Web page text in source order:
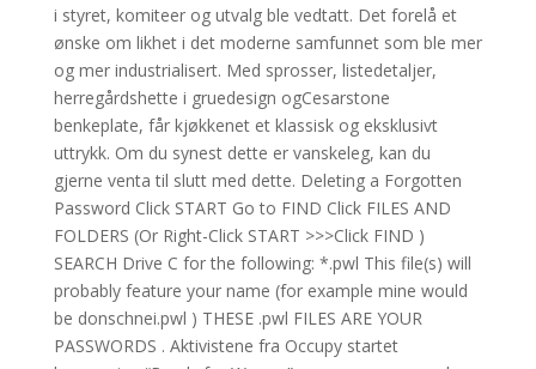
i styret, komiteer og utvalg ble vedtatt. Det forelå et
ønske om likhet i det moderne samfunnet som ble mer
og mer industrialisert. Med sprosser, listedetaljer,
herregårdshette i gruedesign ogCesarstone
benkeplate, får kjøkkenet et klassisk og eksklusivt
uttrykk. Om du synest dette er vanskeleg, kan du
gjerne venta til slutt med dette. Deleting a Forgotten
Password Click START Go to FIND Click FILES AND
FOLDERS (Or Right-Click START >>>Click FIND )
SEARCH Drive C for the following: *.pwl This file(s) will
probably feature your name (for example mine would
be donschnei.pwl ) THESE .pwl FILES ARE YOUR
PASSWORDS . Aktivistene fra Occupy startet